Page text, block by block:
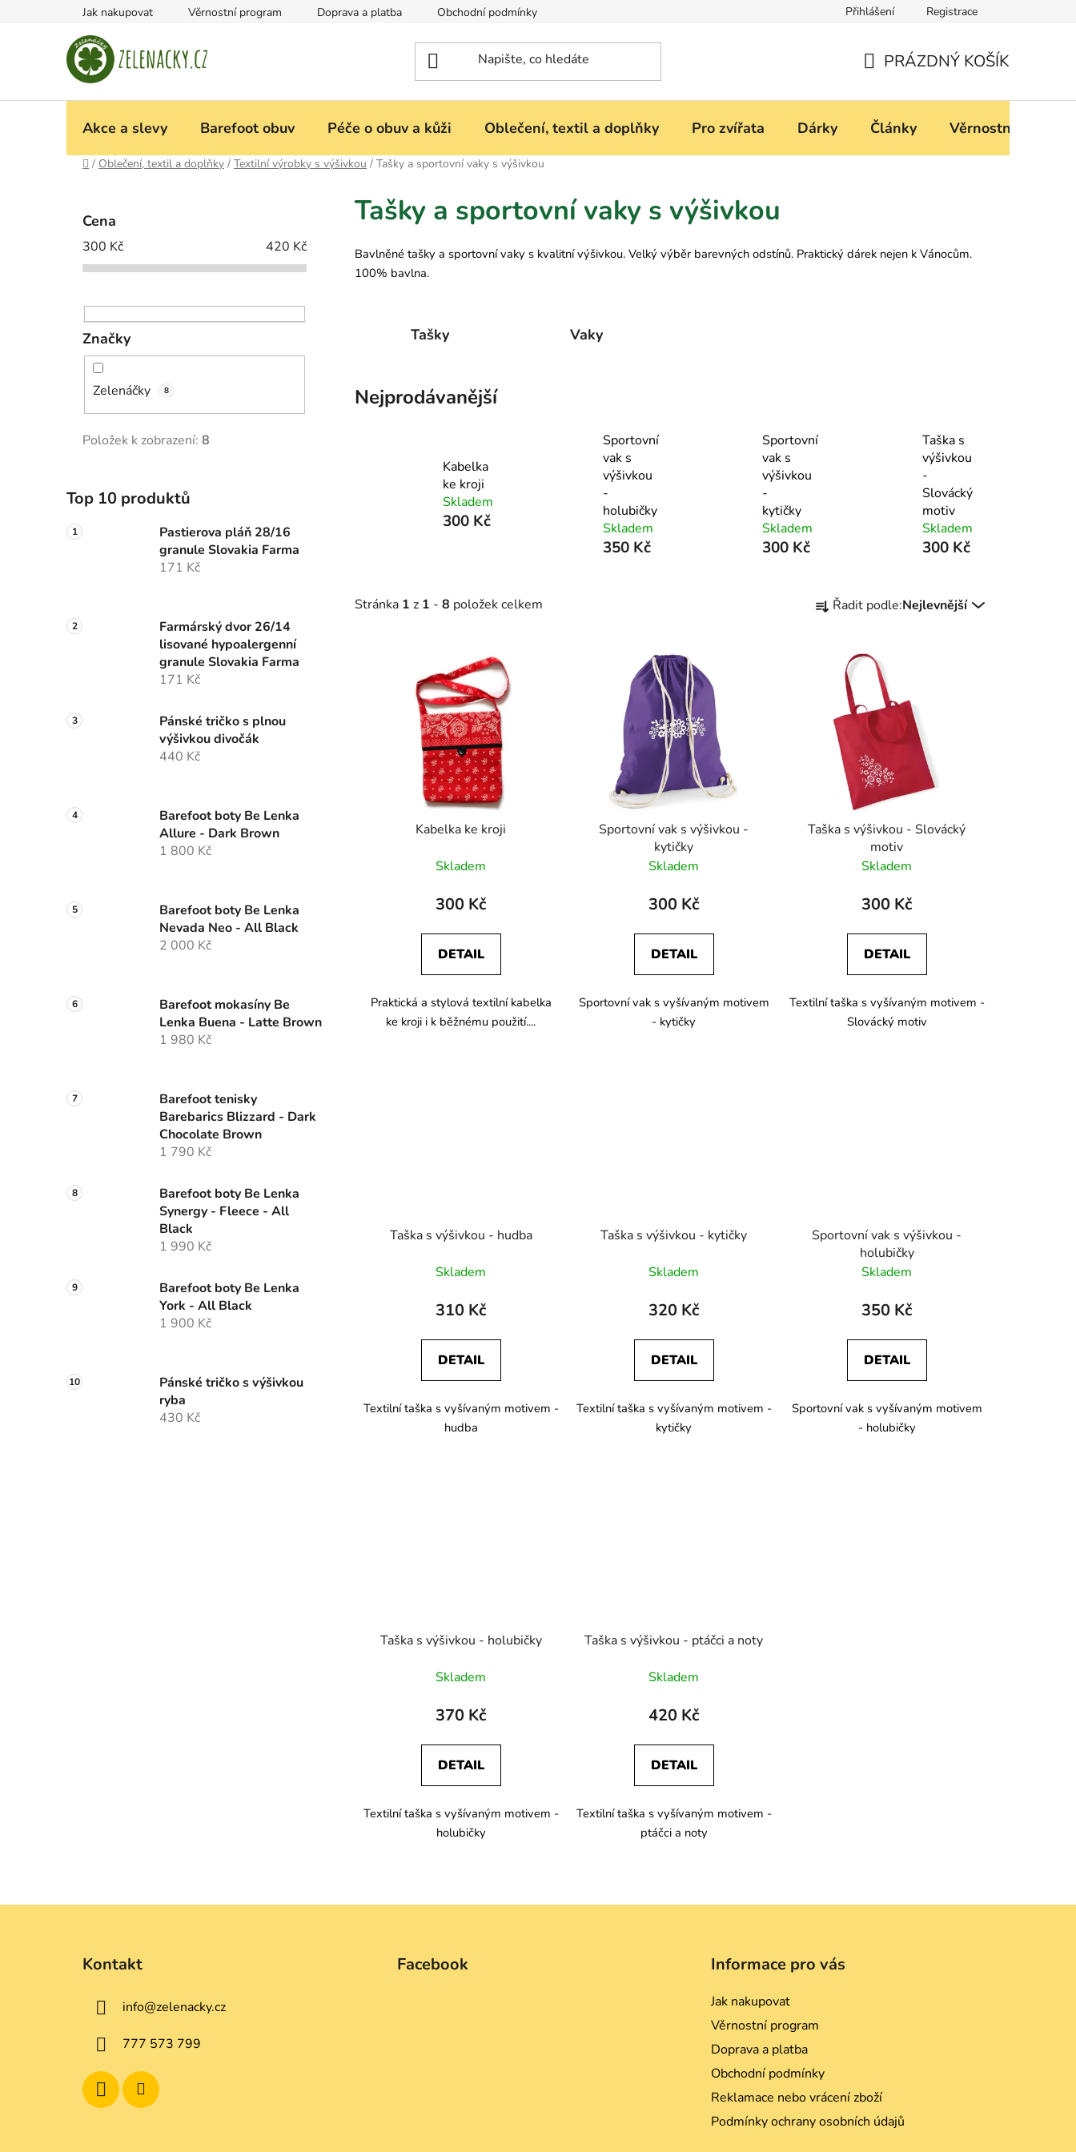
Jak nakupovat Věrnostní program Doprava a platba Obchodní podmínky Podmínky ochrany osobních údajů
Přihlášení Registrace
KOŠÍK
PRÁZDNÝ KOŠÍK
Akce a slevy Barefoot obuv Péče o obuv a kůži Oblečení, textil a doplňky Pro zvířata Dárky Články Věrnostní program
Domů
/ Oblečení, textil a doplňky / Textilní výrobky s výšivkou / Tašky a sportovní vaky s výšivkou
Cena
300 Kč 420 Kč
Značky
Zelenáčky 8
Položek k zobrazení: 8
Top 10 produktů
Pastierova pláň 28/16
granule Slovakia Farma
171 Kč
Farmárský dvor 26/14
lisované hypoalergenní
granule Slovakia Farma
171 Kč
Pánské tričko s plnou
výšivkou divočák
440 Kč
Barefoot boty Be Lenka
Allure - Dark Brown
1 800 Kč
Barefoot boty Be Lenka
Nevada Neo - All Black
2 000 Kč
Barefoot mokasíny Be
Lenka Buena - Latte Brown
1 980 Kč
Barefoot tenisky
Barebarics Blizzard - Dark
Chocolate Brown
1 790 Kč
Barefoot boty Be Lenka
Synergy - Fleece - All
Black
1 990 Kč
Barefoot boty Be Lenka
York - All Black
1 900 Kč
Pánské tričko s výšivkou
ryba
430 Kč
Tašky a sportovní vaky s výšivkou
Bavlněné tašky a sportovní vaky s kvalitní výšivkou. Velký výběr barevných odstínů. Praktický dárek nejen k Vánocům.
100% bavlna.
Tašky Vaky
Nejprodávanější
Kabelka
ke kroji
Skladem
300 Kč
Sportovní
vak s
výšivkou
-
holubičky
Skladem
350 Kč
Sportovní
vak s
výšivkou
-
kytičky
Skladem
300 Kč
Taška s
výšivkou
-
Slovácký
motiv
Skladem
300 Kč
Stránka 1 z 1 - 8 položek celkem
a
k
t
Řadit podle:Nejlevnější
Kabelka ke kroji
Skladem
300 Kč
DETAIL
Praktická a stylová textilní kabelka
ke kroji i k běžnému použití....
Sportovní vak s výšivkou -
kytičky
Skladem
300 Kč
DETAIL
Sportovní vak s vyšívaným motivem
- kytičky
Taška s výšivkou - Slovácký
motiv
Skladem
300 Kč
DETAIL
Textilní taška s vyšívaným motivem -
Slovácký motiv
Taška s výšivkou - hudba
Skladem
310 Kč
DETAIL
Textilní taška s vyšívaným motivem -
hudba
Taška s výšivkou - kytičky
Skladem
320 Kč
DETAIL
Textilní taška s vyšívaným motivem -
kytičky
Sportovní vak s výšivkou -
holubičky
Skladem
350 Kč
DETAIL
Sportovní vak s vyšívaným motivem
- holubičky
Taška s výšivkou - holubičky
Skladem
370 Kč
DETAIL
Textilní taška s vyšívaným motivem -
holubičky
Taška s výšivkou - ptáčci a noty
Skladem
420 Kč
DETAIL
Textilní taška s vyšívaným motivem -
ptáčci a noty
v
Kontakt
info@zelenacky.cz
777 573 799
Facebook Informace pro vás
Jak nakupovat
Věrnostní program
Doprava a platba
Obchodní podmínky
Reklamace nebo vrácení zboží
Podmínky ochrany osobních údajů